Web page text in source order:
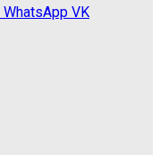
WhatsApp VK